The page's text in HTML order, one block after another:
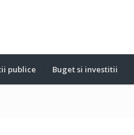
publice Buget si investitii